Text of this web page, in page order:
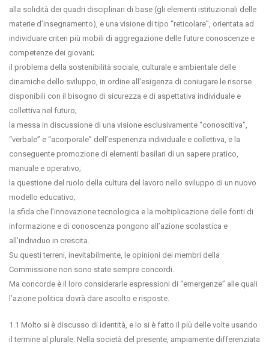
alla solidità dei quadri disciplinari di base (gli elementi istituzionali delle
materie d’insegnamento), e una visione di tipo “reticolare”, orientata ad
individuare criteri più mobili di aggregazione delle future conoscenze e
competenze dei giovani;
il problema della sostenibilità sociale, culturale e ambientale delle
dinamiche dello sviluppo, in ordine all’esigenza di coniugare le risorse
disponibili con il bisogno di sicurezza e di aspettativa individuale e
collettiva nel futuro;
la messa in discussione di una visione esclusivamente “conoscitiva”,
“verbale” e “acorporale” dell’esperienza individuale e collettiva, e la
conseguente promozione di elementi basilari di un sapere pratico,
manuale e operativo;
la questione del ruolo della cultura del lavoro nello sviluppo di un nuovo
modello educativo;
la sfida che l’innovazione tecnologica e la moltiplicazione delle fonti di
informazione e di conoscenza pongono all’azione scolastica e
all’individuo in crescita.
Su questi terreni, inevitabilmente, le opinioni dei membri della
Commissione non sono state sempre concordi.
Ma concorde è il loro considerarle espressioni di “emergenze” alle quali
l’azione politica dovrà dare ascolto e risposte.
1.1 Molto si è discusso di identità, e lo si è fatto il più delle volte usando
il termine al plurale. Nella società del presente, ampiamente differenziata